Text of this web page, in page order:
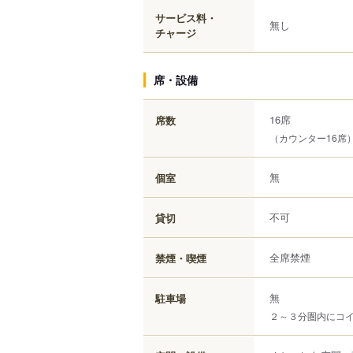
サービス料・
チャージ
無し
席・設備
席数 16席
（カウンター16席）
個室 無
貸切 不可
禁煙・喫煙 全席禁煙
駐車場 無
２～３分圏内にコ